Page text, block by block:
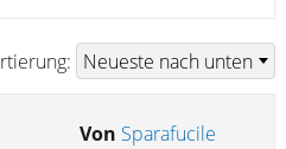
Von Sparafucile